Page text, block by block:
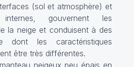
(sol et atmosphère) et
gouvernent les
la neige et conduisent à des
dont les caractéristiques
être très différentes.
neigeux peu épais en